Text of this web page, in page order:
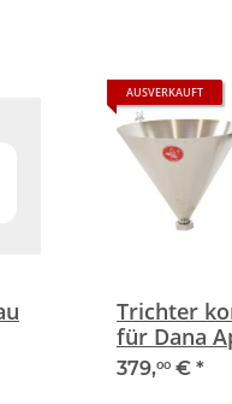
AUSVERKAUFT
Trichter
für Dana
379,00 € *